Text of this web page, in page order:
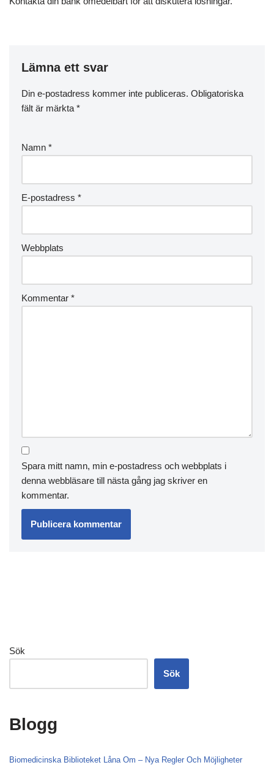
Lämna ett svar
Din e-postadress kommer inte publiceras. Obligatoriska
fält är märkta *
Namn *
E-postadress *
Webbplats
Kommentar *
Spara mitt namn, min e-postadress och webbplats i
denna webbläsare till nästa gång jag skriver en
kommentar.
Sök
Sök
Blogg
Biomedicinska Biblioteket Låna Om – Nya Regler Och Möjligheter